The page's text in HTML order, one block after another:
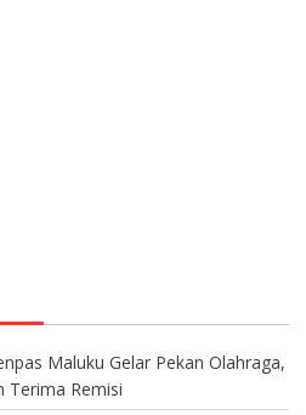
Maluku Gelar Pekan Olahraga,
Terima Remisi